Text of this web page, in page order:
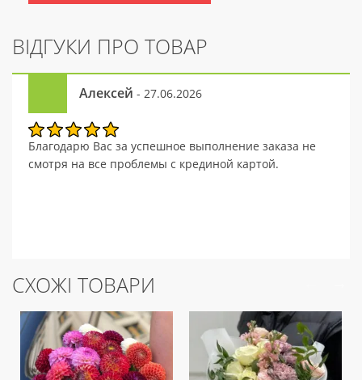
ВІДГУКИ ПРО ТОВАР
Алексей - 27.06.2026
Благодарю Вас за успешное выполнение заказа не
смотря на все проблемы с крединой картой.
СХОЖІ ТОВАРИ